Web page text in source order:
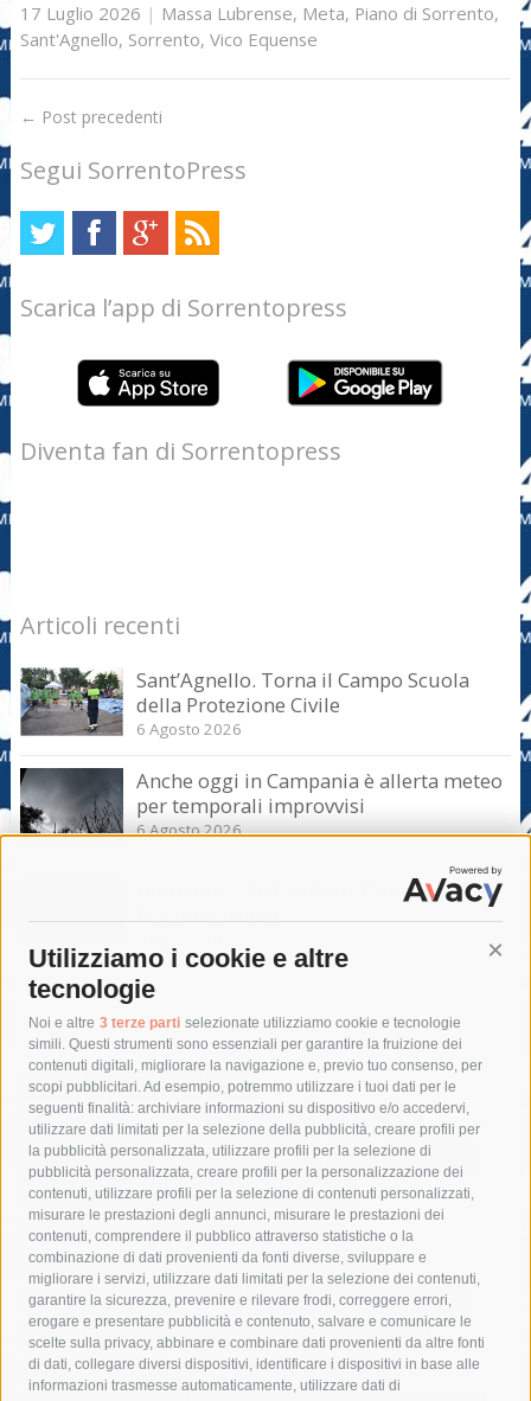
Utilizziamo i cookie e altre
tecnologie
Noi e altre 3 terze parti selezionate utilizziamo cookie e tecnologie
simili. Questi strumenti sono essenziali per garantire la fruizione dei
contenuti digitali, migliorare la navigazione e, previo tuo consenso, per
scopi pubblicitari. Ad esempio, potremmo utilizzare i tuoi dati per le
seguenti finalità: archiviare informazioni su dispositivo e/o accedervi,
utilizzare dati limitati per la selezione della pubblicità, creare profili per
la pubblicità personalizzata, utilizzare profili per la selezione di
pubblicità personalizzata, creare profili per la personalizzazione dei
contenuti, utilizzare profili per la selezione di contenuti personalizzati,
misurare le prestazioni degli annunci, misurare le prestazioni dei
contenuti, comprendere il pubblico attraverso statistiche o la
combinazione di dati provenienti da fonti diverse, sviluppare e
migliorare i servizi, utilizzare dati limitati per la selezione dei contenuti,
garantire la sicurezza, prevenire e rilevare frodi, correggere errori,
erogare e presentare pubblicità e contenuto, salvare e comunicare le
scelte sulla privacy, abbinare e combinare dati provenienti da altre fonti
di dati, collegare diversi dispositivi, identificare i dispositivi in base alle
informazioni trasmesse automaticamente, utilizzare dati di
17 Luglio 2026 | Massa Lubrense, Meta, Piano di Sorrento,
Sant'Agnello, Sorrento, Vico Equense
← Post precedenti
Segui SorrentoPress
Scarica l’app di Sorrentopress
Diventa fan di Sorrentopress
Articoli recenti
Sant’Agnello. Torna il Campo Scuola
della Protezione Civile
6 Agosto 2026
Anche oggi in Campania è allerta meteo
per temporali improvvisi
6 Agosto 2026
Domani e sabato interrotta la linea Eav
Tag
acqua allerta meteo
anas
area marina protetta di punta campanella
arresto
Asl Napoli 3 sud
capitaneria di porto capri
carabinieri
castellammare di stabia
circumvesuviana
comune di sorrento
concerto
contagi
costiera amalfitana
covid-19 eav
elezioni
fondazione sorrento
gori guardia costiera
incidente
lavori
lorenzo balducelli mare
massa lubrense
massimo coppola
Meta napoli
ordinanza